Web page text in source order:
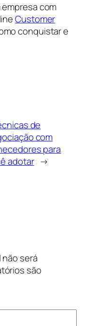
com
Customer
conquistar e
de
com
para
adotar →
será
são